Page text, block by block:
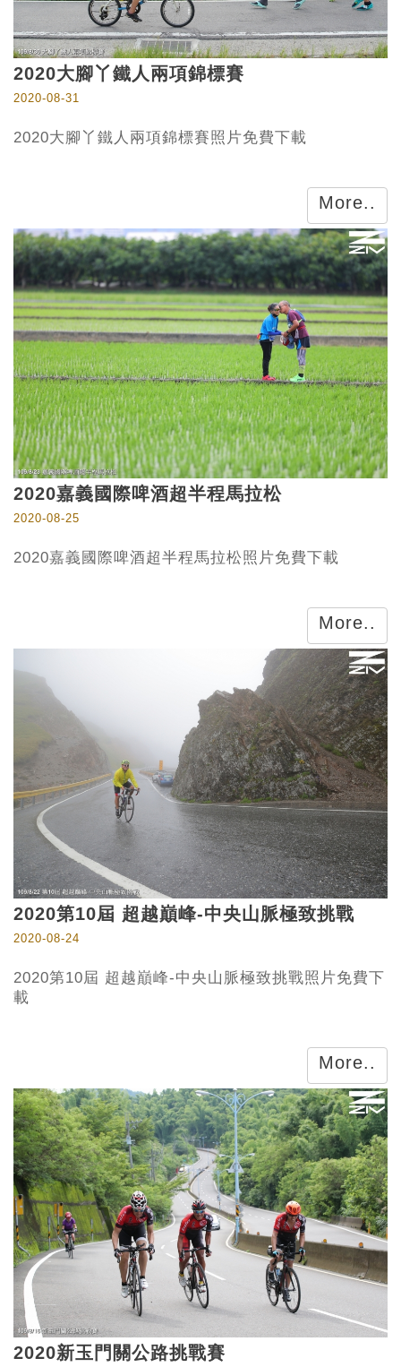
2020大腳丫鐵人兩項錦標賽
2020-08-31
2020大腳丫鐵人兩項錦標賽照片免費下載
More..
2020嘉義國際啤酒超半程馬拉松
2020-08-25
2020嘉義國際啤酒超半程馬拉松照片免費下載
More..
2020第10屆 超越巔峰-中央山脈極致挑戰
2020-08-24
2020第10屆 超越巔峰-中央山脈極致挑戰照片免費下
載
More..
2020新玉門關公路挑戰賽